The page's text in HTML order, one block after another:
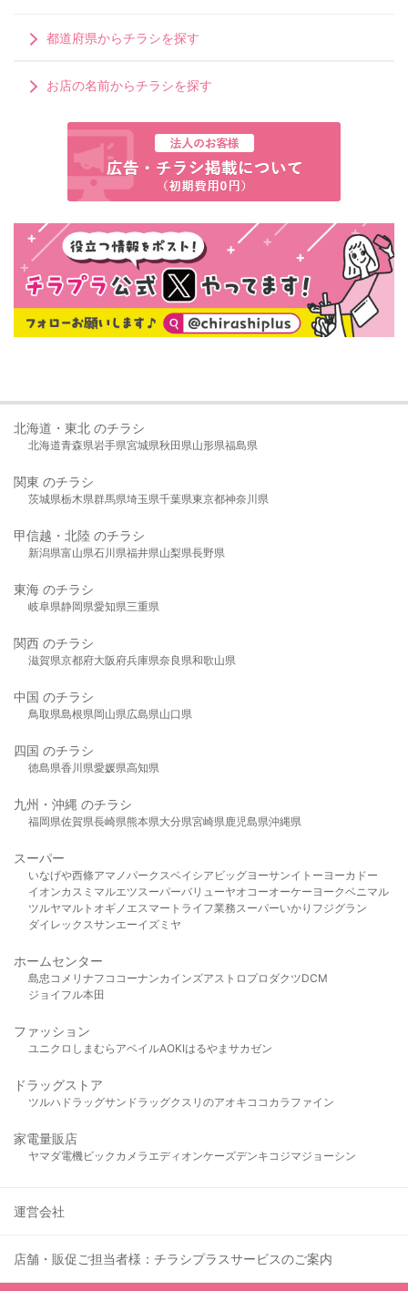
都道府県からチラシを探す
お店の名前からチラシを探す
北海道・東北 のチラシ
北海道青森県岩手県宮城県秋田県山形県福島県
関東 のチラシ
茨城県栃木県群馬県埼玉県千葉県東京都神奈川県
甲信越・北陸 のチラシ
新潟県富山県石川県福井県山梨県長野県
東海 のチラシ
岐阜県静岡県愛知県三重県
関西 のチラシ
滋賀県京都府大阪府兵庫県奈良県和歌山県
中国 のチラシ
鳥取県島根県岡山県広島県山口県
四国 のチラシ
徳島県香川県愛媛県高知県
九州・沖縄 のチラシ
福岡県佐賀県長崎県熊本県大分県宮崎県鹿児島県沖縄県
スーパー
いなげや西條アマノパークスベイシア ビッグヨーサンイトーヨーカドー
イオンカスミ マルエツスーパーバリューヤオコーオーケー ヨークベニマル
ツルヤマルト オギノ エスマート ライフ業務スーパーいかり フジグラン
ダイレックスサンエーイズミヤ
ホームセンター
島忠 コメリ ナフコ コーナンカインズアストロプロダクツDCM
ジョイフル本田
ファッション
ユニクロ しまむら アベイルAOKIはるやま サカゼン
ドラッグストア
ツルハドラッグサンドラッグクスリのアオキ ココカラファイン
家電量販店
ヤマダ電機ビックカメラ エディオンケーズデンキ コジマジョーシン
運営会社
店舗・販促ご担当者様：チラシプラスサービスのご案内